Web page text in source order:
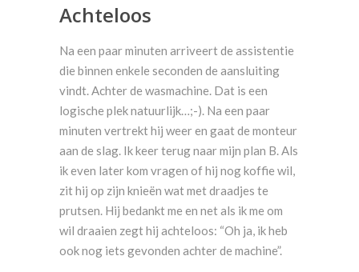
Achteloos
Na een paar minuten arriveert de assistentie
die binnen enkele seconden de aansluiting
vindt. Achter de wasmachine. Dat is een
logische plek natuurlijk…;-). Na een paar
minuten vertrekt hij weer en gaat de monteur
aan de slag. Ik keer terug naar mijn plan B. Als
ik even later kom vragen of hij nog koffie wil,
zit hij op zijn knieën wat met draadjes te
prutsen. Hij bedankt me en net als ik me om
wil draaien zegt hij achteloos: “Oh ja, ik heb
ook nog iets gevonden achter de machine”.